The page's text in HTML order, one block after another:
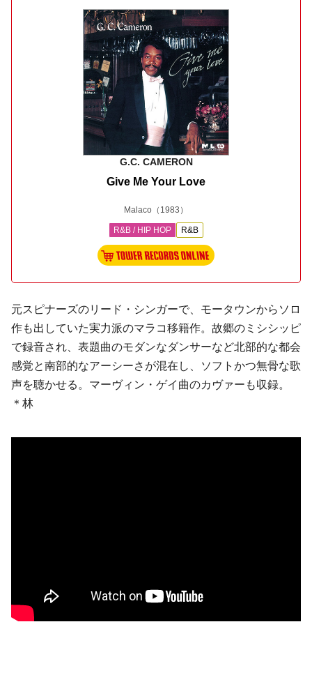
G.C. CAMERON
Give Me Your Love
Malaco （1983）
R&B / HIP HOP R&B
元スピナーズのリード・シンガーで、 モータウンからソロ
作も出していた実力派のマラコ移籍作。故郷のミシシッピ
で録音され、表題曲のモダンなダンサーなど北部的な都会
感覚と南部的なアーシーさが混在し、ソフトかつ無骨な歌
声を聴かせる。 マーヴィン・ゲイ 曲のカヴァーも収録。
＊林